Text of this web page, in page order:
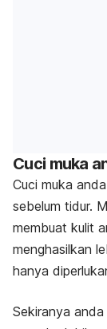
Cuci muka
Cuci muka
sebelum tidur.
membuat kulit
menghasilkan
hanya
Sekiranya